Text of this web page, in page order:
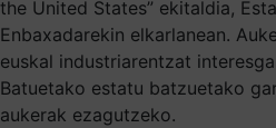
the United States” ekitaldia,
Enbaxadarekin elkarlanean.
euskal industriarentzat
Batuetako estatu batzuetako
aukerak ezagutzeko.